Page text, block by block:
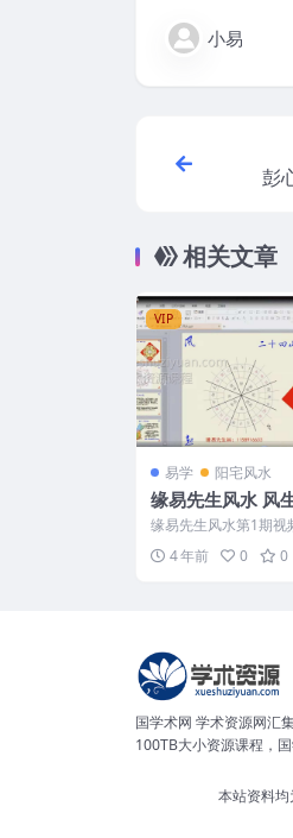
小易
彭心融
相关文章
VIP
易学 阳宅风水
缘易先生风水 风
1期教学视频全集
缘易先生风水第1期视
16集 缘易先生风生水
学资料下载，缘易先
4 年前 0 0
国学术网 学术资源网汇
100TB大小资源课程，
本站资料